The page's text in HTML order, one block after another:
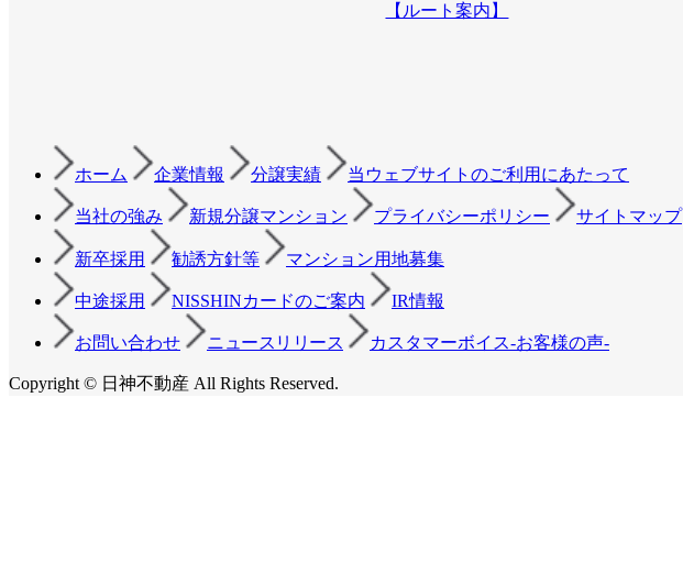
【ルート案内】
ホーム 企業情報 分譲実績 当ウェブサイトのご利用にあたって
当社の強み 新規分譲マンション プライバシーポリシー サイトマップ
新卒採用 勧誘方針等 マンション用地募集
中途採用 NISSHINカードのご案内 IR情報
お問い合わせ ニュースリリース カスタマーボイス-お客様の声-
Copyright © 日神不動産 All Rights Reserved.